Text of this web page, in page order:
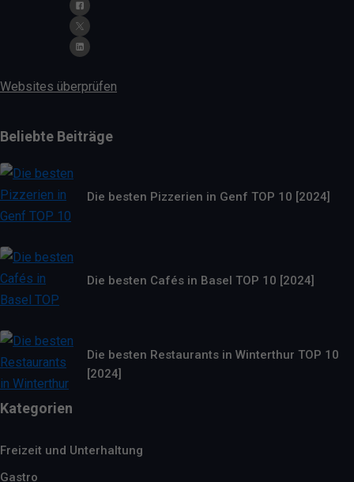
Websites überprüfen
Beliebte Beiträge
Die besten Pizzerien in Genf TOP 10 [2024]
Die besten Cafés in Basel TOP 10 [2024]
Die besten Restaurants in Winterthur TOP 10
[2024]
Kategorien
Freizeit und Unterhaltung
Gastro